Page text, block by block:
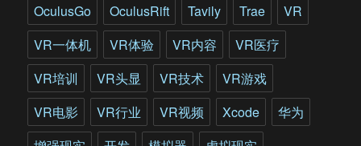
展
区
何
亮
点?
OculusGo
OculusRift Tavily Trae
VR
VR一体机
VR体验 VR内容
VR医疗
VR培训
VR头显 VR技术
VR游戏
VR电影
VR行业 VR视频 Xcode
华为